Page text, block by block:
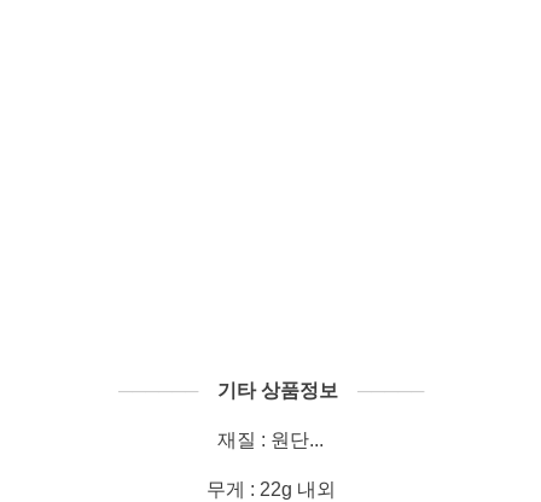
────── 기타 상품정보 ─────
재질 : 원단...
무게 : 22g 내외